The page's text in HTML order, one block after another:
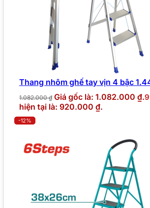
Thang nhôm ghế tay vịn 4 bậc
1.082.000₫ Giá gốc là: 1.082.000 ₫.
hiện tại là: 920.000 ₫.
-12%